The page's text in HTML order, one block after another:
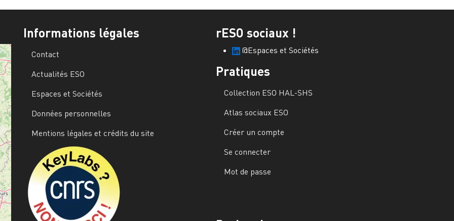
Informations légales
Contact
Actualités ESO
Espaces et Sociétés
Données personnelles
Mentions légales et crédits du site
rESO sociaux !
@Espaces et Sociétés
Pratiques
Collection ESO HAL-SHS
Atlas sociaux ESO
Créer un compte
Se connecter
Mot de passe